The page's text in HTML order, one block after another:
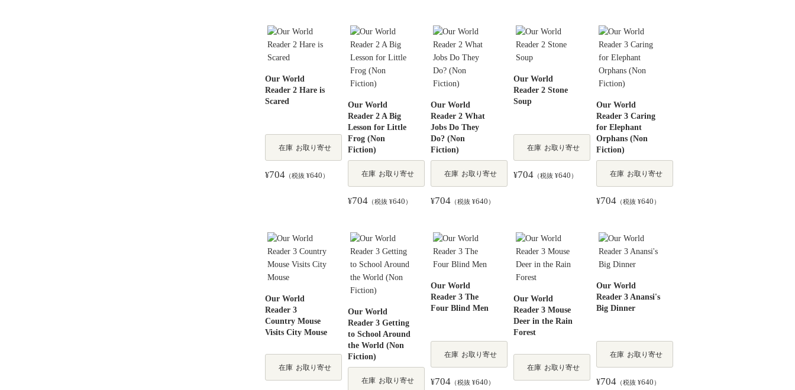
Our World
Reader 2 Hare is
Scared
在庫 お取り寄せ
¥704 （税抜 ¥640 ）
Our World
Reader 2 A Big
Lesson for Little
Frog (Non
Fiction)
在庫 お取り寄せ
¥704 （税抜 ¥640 ）
Our World
Reader 2 What
Jobs Do They
Do? (Non
Fiction)
在庫 お取り寄せ
¥704 （税抜 ¥640 ）
Our World
Reader 2 Stone
Soup
在庫 お取り寄せ
¥704 （税抜 ¥640 ）
Our World
Reader 3 Caring
for Elephant
Orphans (Non
Fiction)
在庫 お取り寄せ
¥704 （税抜 ¥640 ）
Our World
Reader 3
Country Mouse
Visits City Mouse
在庫 お取り寄せ
Our World
Reader 3 Getting
to School Around
the World (Non
Fiction)
在庫 お取り寄せ
Our World
Reader 3 The
Four Blind Men
在庫 お取り寄せ
¥704 （税抜 ¥640 ）
Our World
Reader 3 Mouse
Deer in the Rain
Forest
在庫 お取り寄せ
Our World
Reader 3 Anansi's
Big Dinner
在庫 お取り寄せ
¥704 （税抜 ¥640 ）